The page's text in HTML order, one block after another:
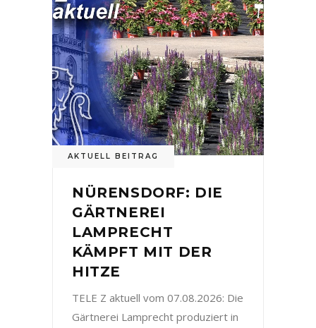
AKTUELL BEITRAG
NÜRENSDORF: DIE
GÄRTNEREI
LAMPRECHT
KÄMPFT MIT DER
HITZE
TELE Z aktuell vom 07.08.2026: Die
Gärtnerei Lamprecht produziert in